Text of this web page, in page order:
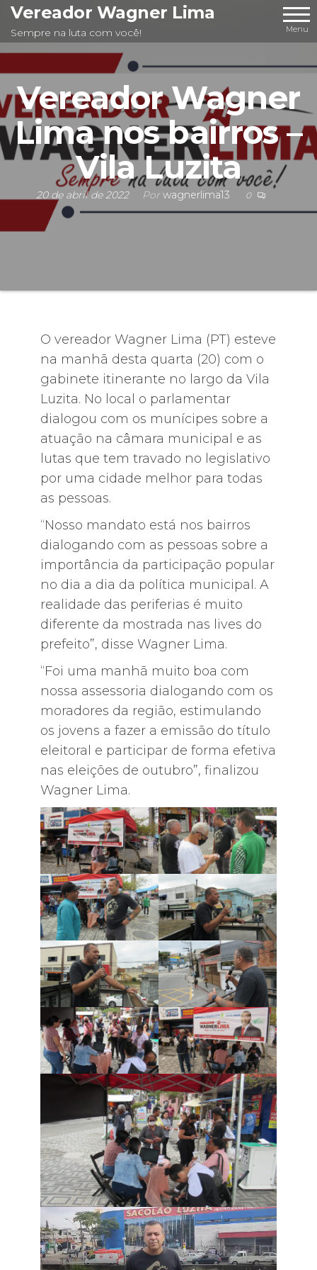
Pular
para
o
Vereador Wagner Lima
Sempre na luta com você! Menu
Vereador Wagner
Lima nos bairros –
Vila Luzita
20 de abril de 2022 Porwagnerlima13 0
O vereador Wagner Lima (PT) esteve
na manhã desta quarta (20) com o
gabinete itinerante no largo da Vila
Luzita. No local o parlamentar
dialogou com os munícipes sobre a
atuação na câmara municipal e as
lutas que tem travado no legislativo
por uma cidade melhor para todas
as pessoas.
“Nosso mandato está nos bairros
dialogando com as pessoas sobre a
importância da participação popular
no dia a dia da política municipal. A
realidade das periferias é muito
diferente da mostrada nas lives do
prefeito”, disse Wagner Lima.
“Foi uma manhã muito boa com
nossa assessoria dialogando com os
moradores da região, estimulando
os jovens a fazer a emissão do título
eleitoral e participar de forma efetiva
nas eleições de outubro”, finalizou
Wagner Lima.